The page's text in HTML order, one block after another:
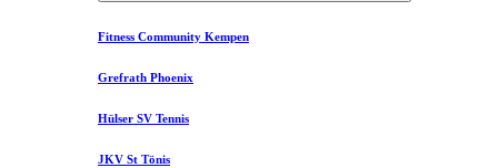
Fitness Community Kempen
Grefrath Phoenix
Hülser SV Tennis
JKV St Tönis